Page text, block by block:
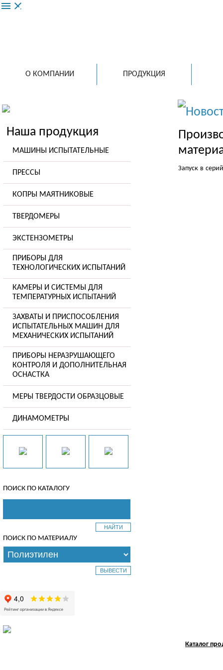
menu close
О КОМПАНИИ ПРОДУКЦИЯ
Наша продукция
МАШИНЫ ИСПЫТАТЕЛЬНЫЕ
ПРЕССЫ
КОПРЫ МАЯТНИКОВЫЕ
ТВЕРДОМЕРЫ
ЭКСТЕНЗОМЕТРЫ
ПРИБОРЫ ДЛЯ
ТЕХНОЛОГИЧЕСКИХ ИСПЫТАНИЙ
КАМЕРЫ И СИСТЕМЫ ДЛЯ
ТЕМПЕРАТУРНЫХ ИСПЫТАНИЙ
ЗАХВАТЫ И ПРИСПОСОБЛЕНИЯ
ИСПЫТАТЕЛЬНЫХ МАШИН ДЛЯ
МЕХАНИЧЕСКИХ ИСПЫТАНИЙ
ПРИБОРЫ НЕРАЗРУШАЮЩЕГО
КОНТРОЛЯ И ДОПОЛНИТЕЛЬНАЯ
ОСНАСТКА
МЕРЫ ТВЕРДОСТИ ОБРАЗЦОВЫЕ
ДИНАМОМЕТРЫ
ПОИСК ПО КАТАЛОГУ
ПОИСК ПО МАТЕРИАЛУ
Запуск в
Каталог